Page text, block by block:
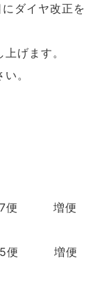
ダイヤ改正を
げます。
。
7便 増便
5便 増便